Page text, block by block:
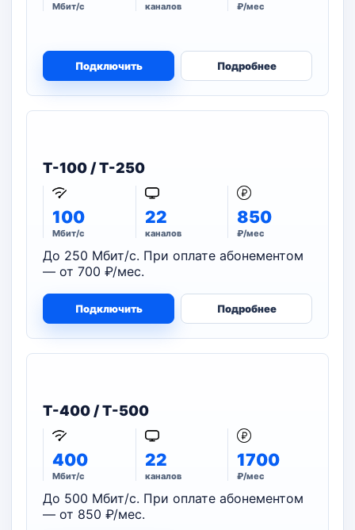
Мбит/с каналов ₽/мес
Подключить Подробнее
T-100 / T-250
100
Мбит/с
22
каналов
850
₽/мес
До 250 Мбит/с. При оплате абонементом
— от 700 ₽/мес.
Подключить Подробнее
T-400 / T-500
400
Мбит/с
22
каналов
1700
₽/мес
До 500 Мбит/с. При оплате абонементом
— от 850 ₽/мес.